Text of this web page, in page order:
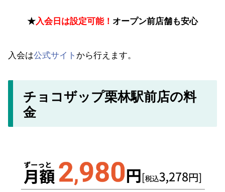
★入会日は設定可能！ オープン前店舗も安心
入会は公式サイト から行えます。
チョコザップ栗林駅前店の料
金